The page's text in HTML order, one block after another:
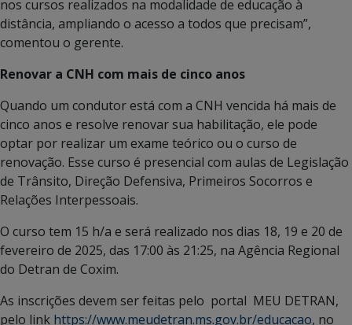
nos cursos realizados na modalidade de educação à
distância, ampliando o acesso a todos que precisam”,
comentou o gerente.
Renovar a CNH com mais de cinco anos
Quando um condutor está com a CNH vencida há mais de
cinco anos e resolve renovar sua habilitação, ele pode
optar por realizar um exame teórico ou o curso de
renovação. Esse curso é presencial com aulas de Legislação
de Trânsito, Direção Defensiva, Primeiros Socorros e
Relações Interpessoais.
O curso tem 15 h/a e será realizado nos dias 18, 19 e 20 de
fevereiro de 2025, das 17:00 às 21:25, na Agência Regional
do Detran de Coxim.
As inscrições devem ser feitas pelo portal MEU DETRAN,
pelo link https://www.meudetran.ms.gov.br/educacao, no